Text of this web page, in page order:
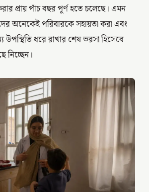
প্রায় পাঁচ বছর পূর্ণ হতে চলেছে। এমন
অনেকেই পরিবারকে সহায়তা করা এবং
উপস্থিতি ধরে রাখার শেষ ভরসা হিসেবে
নিচ্ছেন।